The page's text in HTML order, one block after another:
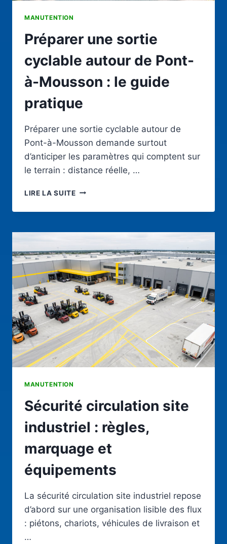
MANUTENTION
Préparer une sortie
cyclable autour de Pont-
à-Mousson : le guide
pratique
Préparer une sortie cyclable autour de
Pont-à-Mousson demande surtout
d’anticiper les paramètres qui comptent sur
le terrain : distance réelle, …
LIRE LA SUITEPRÉPARER
SORTIE
AUTOUR
PONT-
À-
MOUSSON
:
LE
GUIDE
PRATIQUE
MANUTENTION
Sécurité circulation site
industriel : règles,
marquage et
équipements
La sécurité circulation site industriel repose
d’abord sur une organisation lisible des flux
: piétons, chariots, véhicules de livraison et
…